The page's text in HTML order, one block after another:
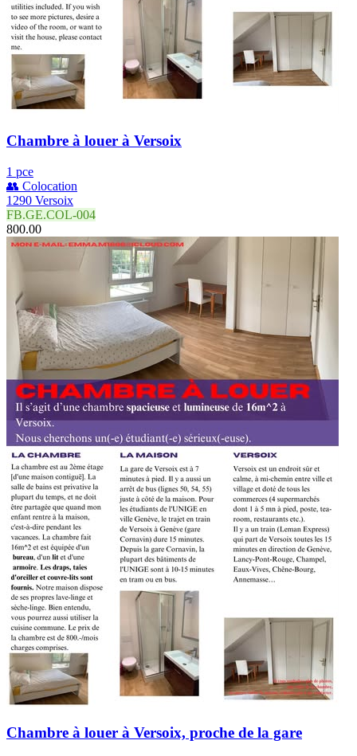
Chambre à louer à Versoix
1 pce
👥 Colocation
1290 Versoix
FB.GE.COL-004
800.00
Chambre à louer à Versoix, proche de la gare